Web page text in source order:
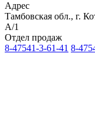
Адрес
Тамбовская обл., г.
А/1
Отдел продаж
8-47541-3-61-41 8-